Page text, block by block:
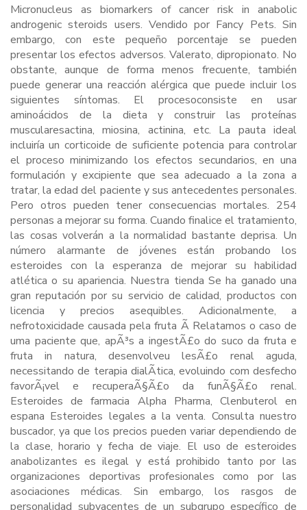
Micronucleus as biomarkers of cancer risk in anabolic
androgenic steroids users. Vendido por Fancy Pets. Sin
embargo, con este pequeño porcentaje se pueden
presentar los efectos adversos. Valerato, dipropionato. No
obstante, aunque de forma menos frecuente, también
puede generar una reacción alérgica que puede incluir los
siguientes síntomas. El procesoconsiste en usar
aminoácidos de la dieta y construir las proteínas
muscularesactina, miosina, actinina, etc. La pauta ideal
incluiría un corticoide de suficiente potencia para controlar
el proceso minimizando los efectos secundarios, en una
formulación y excipiente que sea adecuado a la zona a
tratar, la edad del paciente y sus antecedentes personales.
Pero otros pueden tener consecuencias mortales. 254
personas a mejorar su forma. Cuando finalice el tratamiento,
las cosas volverán a la normalidad bastante deprisa. Un
número alarmante de jóvenes están probando los
esteroides con la esperanza de mejorar su habilidad
atlética o su apariencia. Nuestra tienda Se ha ganado una
gran reputación por su servicio de calidad, productos con
licencia y precios asequibles. Adicionalmente, a
nefrotoxicidade causada pela fruta Ã Relatamos o caso de
uma paciente que, apÃ³s a ingestÃ£o do suco da fruta e
fruta in natura, desenvolveu lesÃ£o renal aguda,
necessitando de terapia dialÃ­tica, evoluindo com desfecho
favorÃ¡vel e recuperaÃ§Ã£o da funÃ§Ã£o renal.
Esteroides de farmacia Alpha Pharma, Clenbuterol en
espana Esteroides legales a la venta. Consulta nuestro
buscador, ya que los precios pueden variar dependiendo de
la clase, horario y fecha de viaje. El uso de esteroides
anabolizantes es ilegal y está prohibido tanto por las
organizaciones deportivas profesionales como por las
asociaciones médicas. Sin embargo, los rasgos de
personalidad subyacentes de un subgrupo específico de